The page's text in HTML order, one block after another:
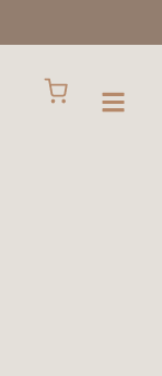
Open
Cart